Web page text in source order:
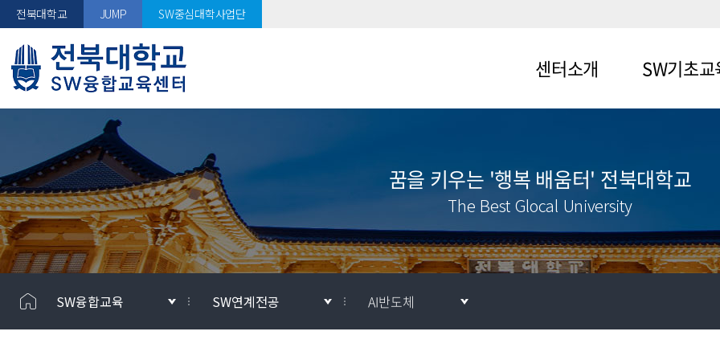
전북대학교 JUMP SW중심대학사업단
센터소개
비전 및 목표
참여학과 및
조직도 및
연락처
SW기초교
전교생 SW기초
꿈을 키우는 '행복 배움터' 전북대학교
The Best Glocal University
SW융합교육 SW연계전공 AI반도체